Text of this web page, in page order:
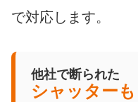
で対応します。
他社で断られた
シャッターも